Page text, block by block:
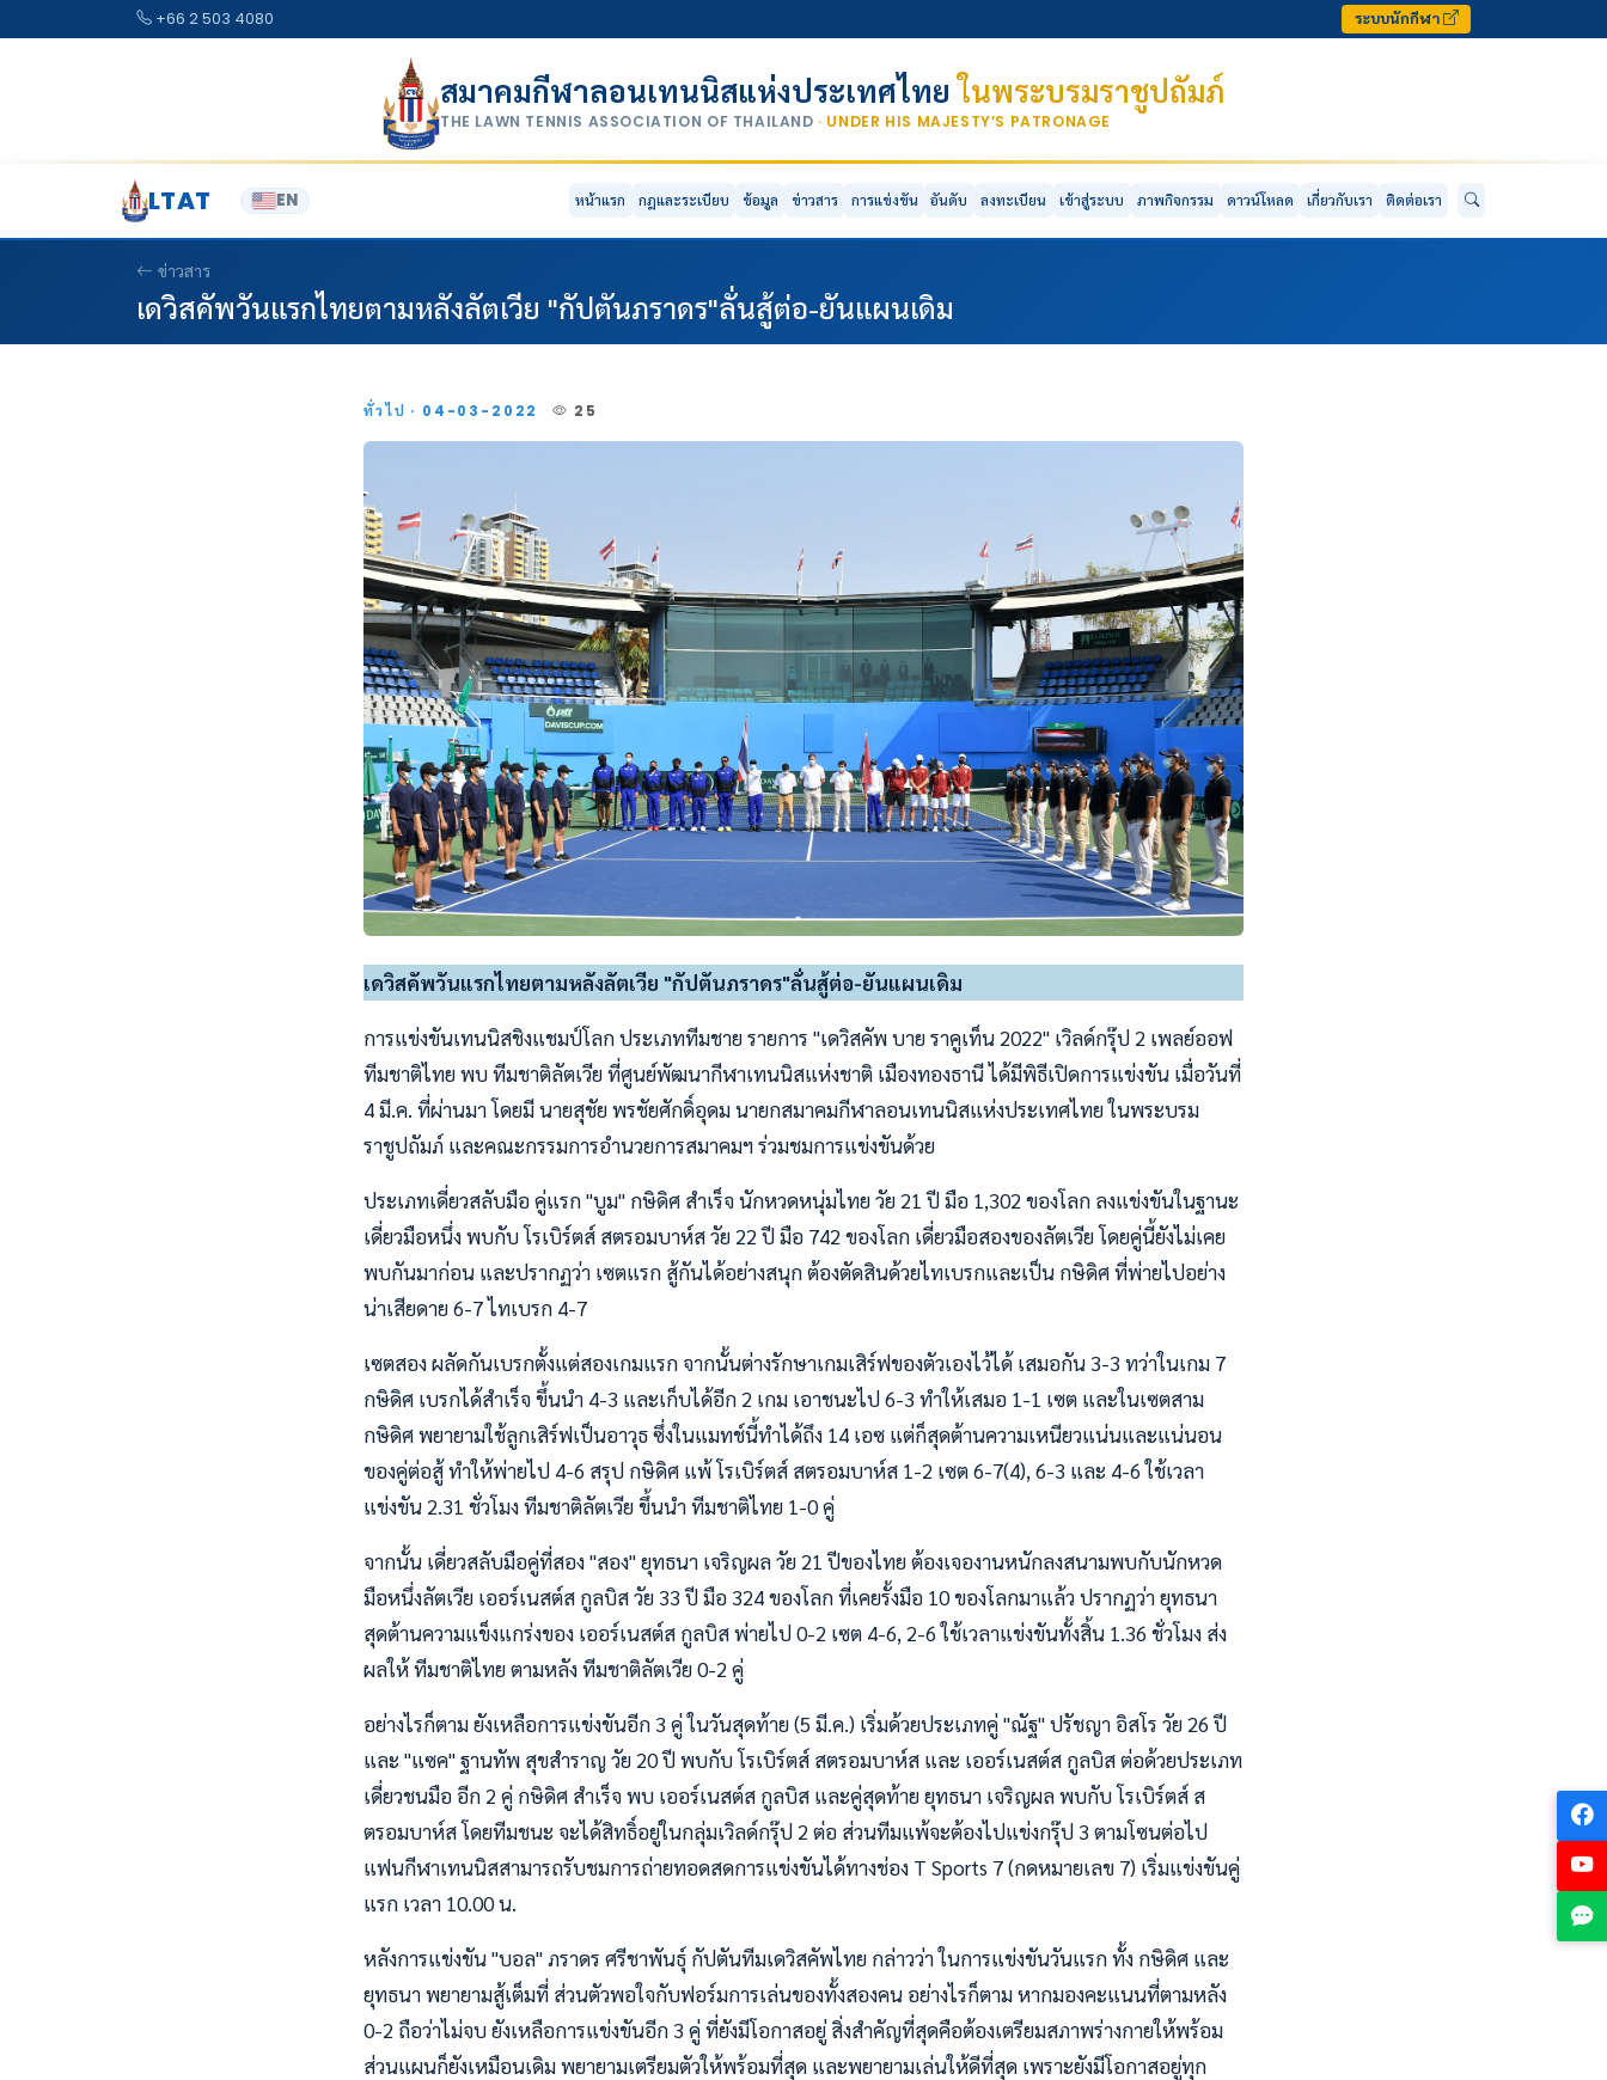
+66 2 503 4080 ระบบนักกีฬา
สมาคมกีฬาลอนเทนนิสแห่งประเทศไทยในพระบรมราชูปถัมภ์
THE LAWN TENNIS ASSOCIATION OF THAILAND · UNDER HIS MAJESTY’S PATRONAGE
LTAT EN หน้าแรก กฎและระเบียบ ข้อมูล ข่าวสาร การแข่งขัน อันดับ ลงทะเบียน เข้าสู่ระบบ ภาพกิจกรรม ดาวน์โหลด เกี่ยวกับเรา ติดต่อเรา
ข่าวสาร
เดวิสคัพวันแรกไทยตามหลังลัตเวีย "กัปตันภราดร"ลั่นสู้ต่อ-ยันแผนเดิม
ทั่วไป · 04-03-2022 25
เดวิสคัพวันแรกไทยตามหลังลัตเวีย "กัปตันภราดร"ลั่นสู้ต่อ-ยันแผนเดิม
การแข่งขันเทนนิสชิงแชมป์โลก ประเภททีมชาย รายการ "เดวิสคัพ บาย ราคูเท็น 2022" เวิลด์กรุ๊ป 2 เพลย์ออฟ
ทีมชาติไทย พบ ทีมชาติลัตเวีย ที่ศูนย์พัฒนากีฬาเทนนิสแห่งชาติ เมืองทองธานี ได้มีพิธีเปิดการแข่งขัน เมื่อวันที่
4 มี.ค. ที่ผ่านมา โดยมี นายสุชัย พรชัยศักดิ์อุดม นายกสมาคมกีฬาลอนเทนนิสแห่งประเทศไทย ในพระบรม
ราชูปถัมภ์ และคณะกรรมการอำนวยการสมาคมฯ ร่วมชมการแข่งขันด้วย
ประเภทเดี่ยวสลับมือ คู่แรก "บูม" กษิดิศ สำเร็จ นักหวดหนุ่มไทย วัย 21 ปี มือ 1,302 ของโลก ลงแข่งขันในฐานะ
เดี่ยวมือหนึ่ง พบกับ โรเบิร์ตส์ สตรอมบาห์ส วัย 22 ปี มือ 742 ของโลก เดี่ยวมือสองของลัตเวีย โดยคู่นี้ยังไม่เคย
พบกันมาก่อน และปรากฏว่า เซตแรก สู้กันได้อย่างสนุก ต้องตัดสินด้วยไทเบรกและเป็น กษิดิศ ที่พ่ายไปอย่าง
น่าเสียดาย 6-7 ไทเบรก 4-7
เซตสอง ผลัดกันเบรกตั้งแต่สองเกมแรก จากนั้นต่างรักษาเกมเสิร์ฟของตัวเองไว้ได้ เสมอกัน 3-3 ทว่าในเกม 7
กษิดิศ เบรกได้สำเร็จ ขึ้นนำ 4-3 และเก็บได้อีก 2 เกม เอาชนะไป 6-3 ทำให้เสมอ 1-1 เซต และในเซตสาม
กษิดิศ พยายามใช้ลูกเสิร์ฟเป็นอาวุธ ซึ่งในแมทช์นี้ทำได้ถึง 14 เอซ แต่ก็สุดต้านความเหนียวแน่นและแน่นอน
ของคู่ต่อสู้ ทำให้พ่ายไป 4-6 สรุป กษิดิศ แพ้ โรเบิร์ตส์ สตรอมบาห์ส 1-2 เซต 6-7(4), 6-3 และ 4-6 ใช้เวลา
แข่งขัน 2.31 ชั่วโมง ทีมชาติลัตเวีย ขึ้นนำ ทีมชาติไทย 1-0 คู่
จากนั้น เดี่ยวสลับมือคู่ที่สอง "สอง" ยุทธนา เจริญผล วัย 21 ปีของไทย ต้องเจองานหนักลงสนามพบกับนักหวด
มือหนึ่งลัตเวีย เออร์เนสต์ส กูลบิส วัย 33 ปี มือ 324 ของโลก ที่เคยรั้งมือ 10 ของโลกมาแล้ว ปรากฏว่า ยุทธนา
สุดต้านความแข็งแกร่งของ เออร์เนสต์ส กูลบิส พ่ายไป 0-2 เซต 4-6, 2-6 ใช้เวลาแข่งขันทั้งสิ้น 1.36 ชั่วโมง ส่ง
ผลให้ ทีมชาติไทย ตามหลัง ทีมชาติลัตเวีย 0-2 คู่
อย่างไรก็ตาม ยังเหลือการแข่งขันอีก 3 คู่ ในวันสุดท้าย (5 มี.ค.) เริ่มด้วยประเภทคู่ "ณัฐ" ปรัชญา อิสโร วัย 26 ปี
และ "แซค" ฐานทัพ สุขสำราญ วัย 20 ปี พบกับ โรเบิร์ตส์ สตรอมบาห์ส และ เออร์เนสต์ส กูลบิส ต่อด้วยประเภท
เดี่ยวชนมือ อีก 2 คู่ กษิดิศ สำเร็จ พบ เออร์เนสต์ส กูลบิส และคู่สุดท้าย ยุทธนา เจริญผล พบกับ โรเบิร์ตส์ ส
ตรอมบาห์ส โดยทีมชนะ จะได้สิทธิ์อยู่ในกลุ่มเวิลด์กรุ๊ป 2 ต่อ ส่วนทีมแพ้จะต้องไปแข่งกรุ๊ป 3 ตามโซนต่อไป
แฟนกีฬาเทนนิสสามารถรับชมการถ่ายทอดสดการแข่งขันได้ทางช่อง T Sports 7 (กดหมายเลข 7) เริ่มแข่งขันคู่
แรก เวลา 10.00 น.
หลังการแข่งขัน "บอล" ภราดร ศรีชาพันธุ์ กัปตันทีมเดวิสคัพไทย กล่าวว่า ในการแข่งขันวันแรก ทั้ง กษิดิศ และ
ยุทธนา พยายามสู้เต็มที่ ส่วนตัวพอใจกับฟอร์มการเล่นของทั้งสองคน อย่างไรก็ตาม หากมองคะแนนที่ตามหลัง
0-2 ถือว่าไม่จบ ยังเหลือการแข่งขันอีก 3 คู่ ที่ยังมีโอกาสอยู่ สิ่งสำคัญที่สุดคือต้องเตรียมสภาพร่างกายให้พร้อม
ส่วนแผนก็ยังเหมือนเดิม พยายามเตรียมตัวให้พร้อมที่สุด และพยายามเล่นให้ดีที่สุด เพราะยังมีโอกาสอยู่ทุก